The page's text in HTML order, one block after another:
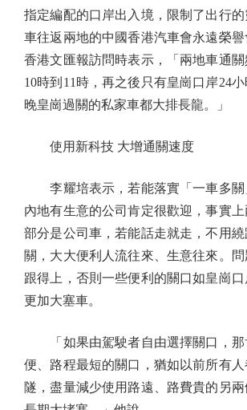
指定編配的口岸出入境，限制了出行
車往返兩地的中國香港汽車會永遠榮
香港文匯報訪問時表示，「兩地車通
10時到11時，再之後只有皇崗口岸24
晚皇崗過關的私家車都大排長龍。」
使用新科技 大增通關速度
李耀培表示，若能落實「一車多關
內地有生意的公司肯定很歡迎，事實
部分是公司車，若能話走就走，不用
關，大大便利人流往來、生意往來。
跟得上，否則一些便利的關口如皇崗
更加大塞車。
「如果由駕駛者自由選擇關口，那
便、路程最短的關口，猶如以前所有
隧，盡量減少使用路遠、路費貴的另